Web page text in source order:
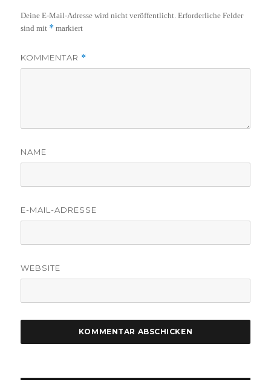
Deine E-Mail-Adresse wird nicht veröffentlicht. Erforderliche Felder
sind mit * markiert
KOMMENTAR *
NAME
E-MAIL-ADRESSE
WEBSITE